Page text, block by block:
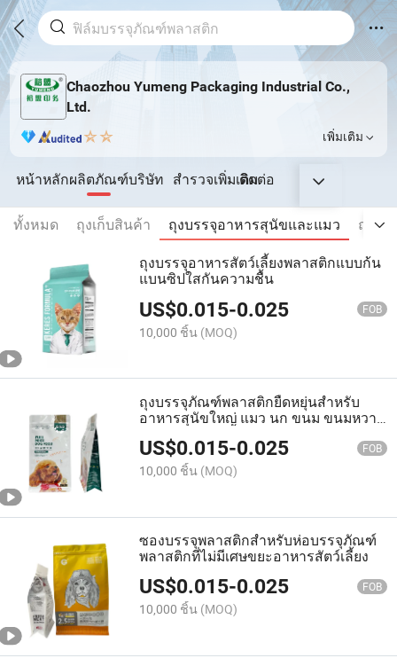
Chaozhou Yumeng Packaging Industrial Co.,
Ltd.
เพิ่มเติม
หน้าหลักผลิตภัณฑ์บริษัท สำรวจเพิ่มเติมติดต่อ
ทั้งหมด ถุงเก็บสินค้า ถุงบรรจุอาหารสุนัขและแมว
ถุงตั้ง
ถุงบรรจุอาหารสัตว์เลี้ยงพลาสติกแบบก้น
แบนซิปใสกันความชื้น
US$0.015-0.025 FOB
10,000 ชิ้น (MOQ)
ถุงบรรจุภัณฑ์พลาสติกยืดหยุ่นสำหรับ
อาหารสุนัขใหญ่ แมว นก ขนม ขนมหวาน
แป้ง อลูมิเนียม พร้อมซิป
US$0.015-0.025 FOB
10,000 ชิ้น (MOQ)
ซองบรรจุพลาสติกสำหรับห่อบรรจุภัณฑ์
พลาสติกที่ไม่มีเศษขยะอาหารสัตว์เลี้ยง
US$0.015-0.025 FOB
10,000 ชิ้น (MOQ)